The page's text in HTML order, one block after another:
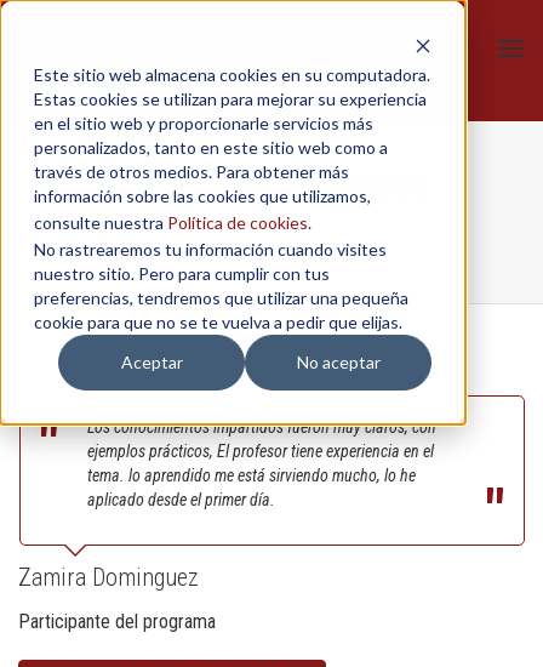
Este sitio web almacena cookies en su computadora.
Estas cookies se utilizan para mejorar su experiencia
en el sitio web y proporcionarle servicios más
personalizados, tanto en este sitio web como a
través de otros medios. Para obtener más
información sobre las cookies que utilizamos,
consulte nuestra Política de cookies.
No rastrearemos tu información cuando visites
nuestro sitio. Pero para cumplir con tus
preferencias, tendremos que utilizar una pequeña
cookie para que no se te vuelva a pedir que elijas.
Aceptar
No aceptar
Zamira Dominguez
Home / Sales Negotiation / Zamira Dominguez
Los conocimientos impartidos fueron muy claros, con
ejemplos prácticos, El profesor tiene experiencia en el
tema. lo aprendido me está sirviendo mucho, lo he
aplicado desde el primer día.
Zamira Dominguez
Participante del programa